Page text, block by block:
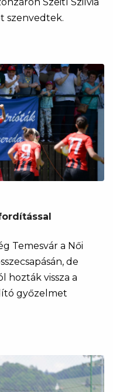
szenvedtek.
Temesvár a Női
de
hozták vissza a
győzelmet